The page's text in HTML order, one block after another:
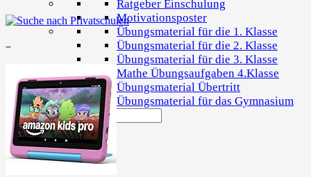
Ratgeber Einschulung
Motivationsposter
Übungsmaterial für die 1. Klasse
Übungsmaterial für die 2. Klasse
Übungsmaterial für die 3. Klasse
Mathe Übungsaufgaben 4.Klasse
Übungsmaterial Übertritt
Übungsmaterial für das Gymnasium
–